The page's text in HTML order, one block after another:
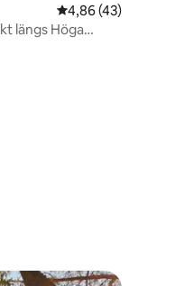
4,86 av 5 i
4,86 (43)
längs Höga